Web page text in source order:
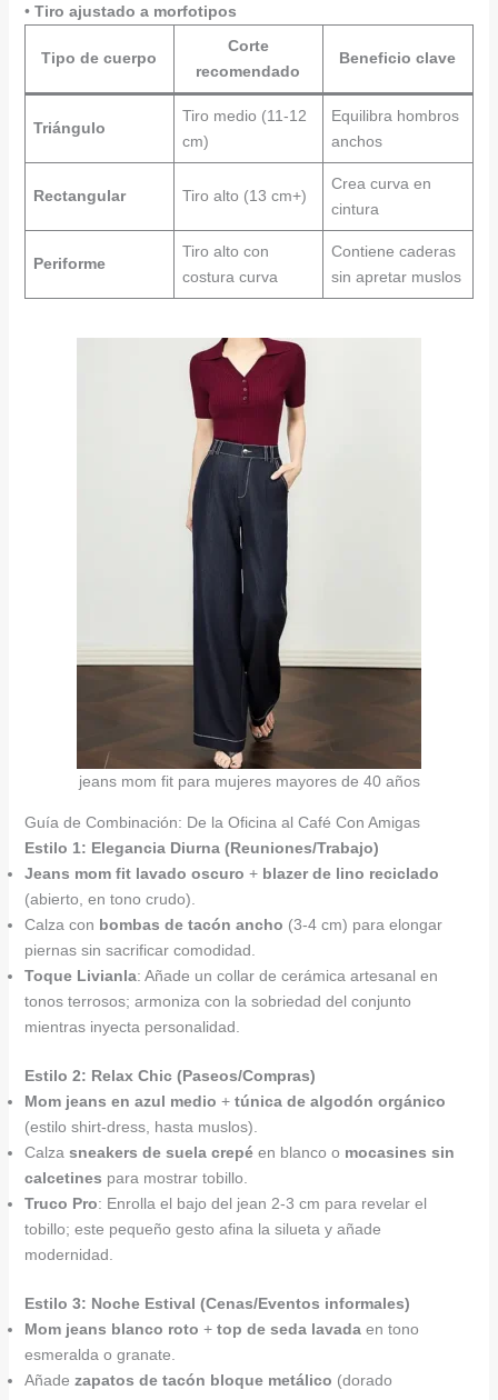
• Tiro ajustado a morfotipos
Tipo de cuerpo
Corte
recomendado
Beneficio clave
Triángulo
Tiro medio (11-12
cm)
Equilibra hombros
anchos
Rectangular Tiro alto (13 cm+)
Crea curva en
cintura
Periforme
Tiro alto con
costura curva
Contiene caderas
sin apretar muslos
jeans mom fit para mujeres mayores de 40 años
Guía de Combinación: De la Oficina al Café Con Amigas
Estilo 1: Elegancia Diurna (Reuniones/Trabajo)
Jeans mom fit lavado oscuro + blazer de lino reciclado
(abierto, en tono crudo).
Calza con bombas de tacón ancho (3-4 cm) para elongar
piernas sin sacrificar comodidad.
Toque Livianla: Añade un collar de cerámica artesanal en
tonos terrosos; armoniza con la sobriedad del conjunto
mientras inyecta personalidad.
Estilo 2: Relax Chic (Paseos/Compras)
Mom jeans en azul medio + túnica de algodón orgánico
(estilo shirt-dress, hasta muslos).
Calza sneakers de suela crepéen blanco o mocasines sin
calcetines para mostrar tobillo.
Truco Pro: Enrolla el bajo del jean 2-3 cm para revelar el
tobillo; este pequeño gesto afina la silueta y añade
modernidad.
Estilo 3: Noche Estival (Cenas/Eventos informales)
Mom jeans blanco roto + top de seda lavadaen tono
esmeralda o granate.
Añade zapatos de tacón bloque metálico (dorado